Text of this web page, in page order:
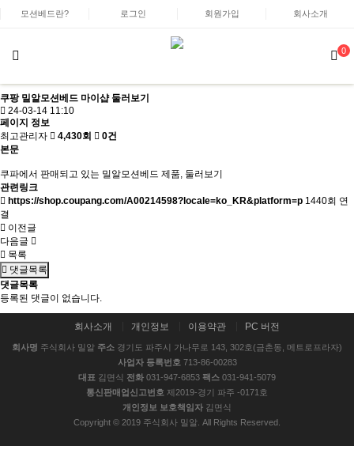
모션베드란? 로그인 회원가입 회사소개
0
쿠팡 밀알모션베드 마이샵 둘러보기
24-03-14 11:10
페이지 정보
최고관리자
4,430회
0건
본문
쿠파에서 판매되고 있는 밀알모션베드 제품, 둘러보기
관련링크
https://shop.coupang.com/A00214598?locale=ko_KR&platform=p 1440회 연
결
이전글
다음글
목록
댓글목록
댓글목록
등록된 댓글이 없습니다.
회사소개 개인정보 이용약관 PC 버전
회사명 주식회사 밀알 주소 경기도 파주시 가나무로 143, 302호(금촌동, 메트로프라자)
사업자 등록번호 713-86-00283
대표 김면식 전화 031-947-6853 팩스 031-941-5079
통신판매업신고번호 제2019-경기 파주 -0171호
개인정보 보호책임자 김면식
Copyright © 2019 주식회사 밀알. All Rights Reserved.